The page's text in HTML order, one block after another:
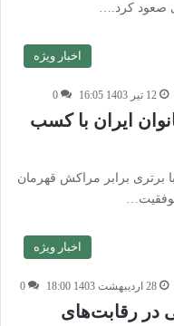
صعود کرد.…
اخبار ویژه
12 تیر 1403 16:05 0
ایران با کسب
برتری برابر مراکش قهرمان
اخبار ویژه
28 اردیبهشت 1403 18:00 0
در رقابت‌های